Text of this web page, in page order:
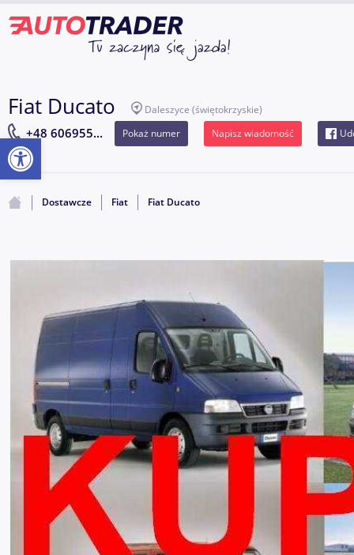
Fiat Ducato Daleszyce (świętokrzyskie)
+48 606955... Pokaż numer Napisz wiadomość
Dostawcze Fiat Fiat Ducato
Otwórz pasek narzędzi